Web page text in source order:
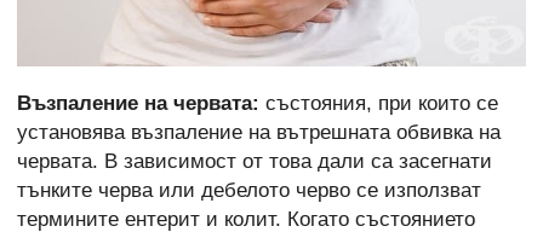
Възпаление на червата: състояния, при които се
установява възпаление на вътрешната обвивка на
червата. В зависимост от това дали са засегнати
тънките черва или дебелото черво се използват
термините ентерит и колит. Когато състоянието